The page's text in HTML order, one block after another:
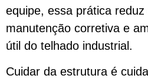
equipe, essa prática
manutenção corretiva e
útil do telhado industrial.
Cuidar da estrutura é